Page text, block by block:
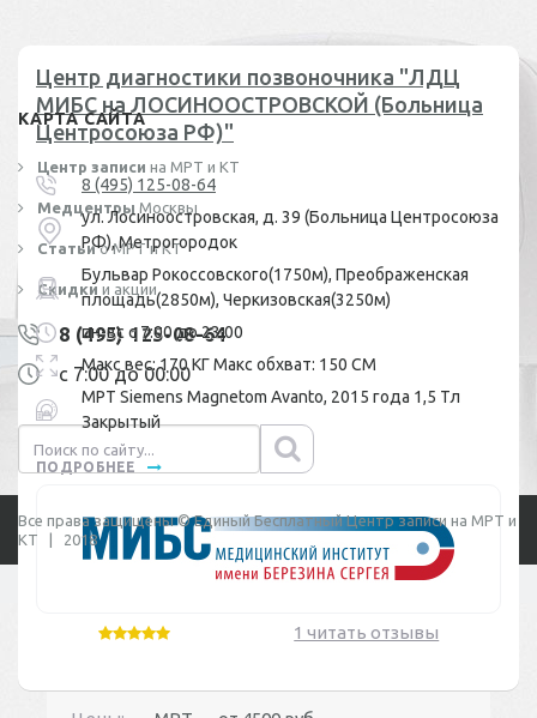
Центр диагностики позвоночника "ЛДЦ
МИБС на ЛОСИНООСТРОВСКОЙ (Больница
Центросоюза РФ)"
8 (495) 125-08-64
ул. Лосиноостровская, д. 39 (Больница Центросоюза
РФ), Метрогородок
Бульвар Рокоссовского(1750м), Преображенская
площадь(2850м), Черкизовская(3250м)
пн-вс с 7:00 до 23:00
Макс вес: 170 КГ Макс обхват: 150 СМ
МРТ Siemens Magnetom Avanto, 2015 года 1,5 Тл
Закрытый
ПОДРОБНЕЕ
1 читать отзывы
КАРТА САЙТА
Центр записи на МРТ и КТ
Медцентры Москвы
Статьи о МРТ и КТ
Скидки и акции
8 (495) 125-08-64
с 7:00 до 00:00
Все права защищены © Единый Бесплатный Центр записи на МРТ и
КТ | 2018
Политики конфиденциальности